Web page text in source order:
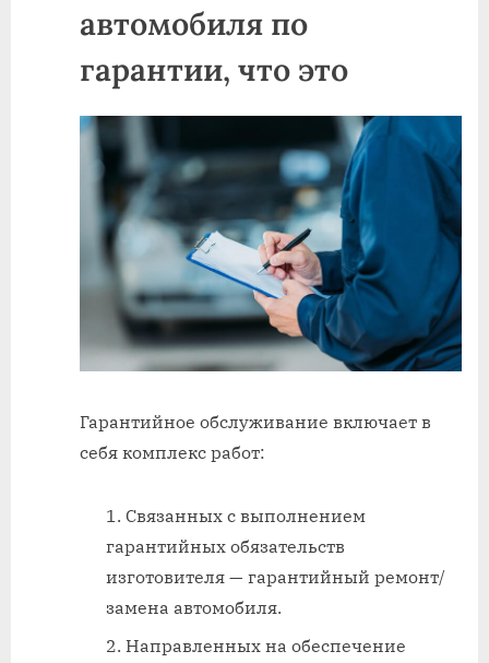
автомобиля по
гарантии, что это
Гарантийное обслуживание включает в
себя комплекс работ:
Связанных с выполнением
гарантийных обязательств
изготовителя — гарантийный ремонт/
замена автомобиля.
Направленных на обеспечение